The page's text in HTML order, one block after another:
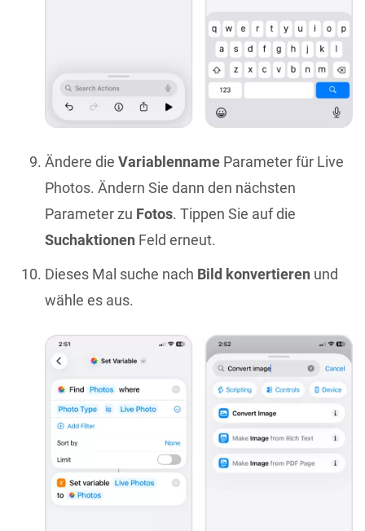
Ändere die Variablenname Parameter für Live
Photos. Ändern Sie dann den nächsten
Parameter zu Fotos. Tippen Sie auf die
Suchaktionen Feld erneut.
Dieses Mal suche nach Bild konvertieren und
wähle es aus.